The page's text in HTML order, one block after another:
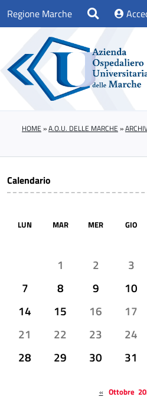
Regione Marche
HOME »A.O.U. DELLE MARCHE »
Calendario
LUN MAR MER GIO
1 2 3
7
8 9 10
14
15 16 17
21
22 23 24
28
29 30 31
« Ottobre